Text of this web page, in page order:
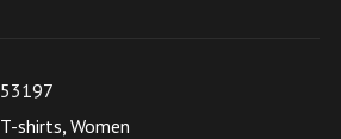
53197
T-shirts, Women